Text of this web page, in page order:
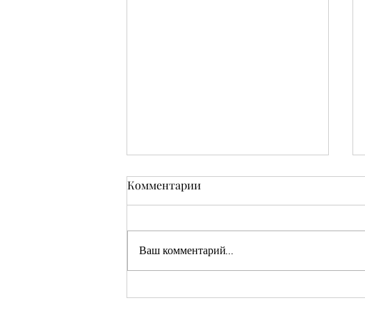
Комментарии
Ваш комментарий...